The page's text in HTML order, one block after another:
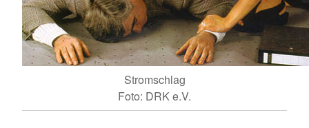
Stromschlag
Foto: DRK e.V.